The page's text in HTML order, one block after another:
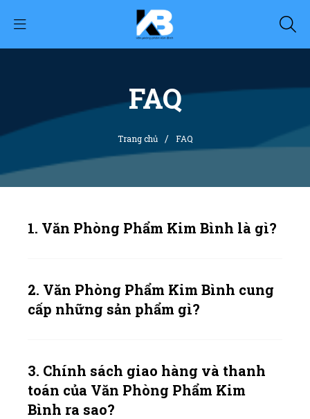
FAQ
Trang chủ / FAQ
1. Văn Phòng Phẩm Kim Bình là gì?
2. Văn Phòng Phẩm Kim Bình cung
cấp những sản phẩm gì?
3. Chính sách giao hàng và thanh
toán của Văn Phòng Phẩm Kim
Bình ra sao?